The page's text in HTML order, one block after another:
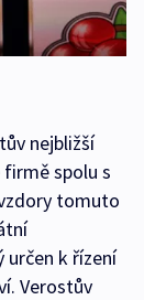
nejbližší
spolu s
tomuto
k řízení
Verostův